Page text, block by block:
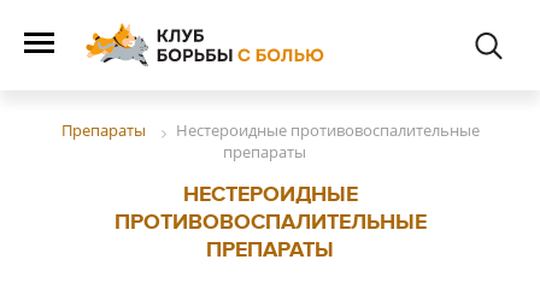
Препараты
Нестероидные противовоспалительные
препараты
НЕСТЕРОИДНЫЕ
ПРОТИВОВОСПАЛИТЕЛЬНЫЕ
ПРЕПАРАТЫ